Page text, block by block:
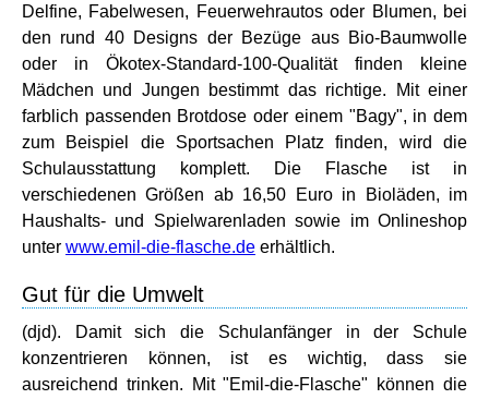
Delfine, Fabelwesen, Feuerwehrautos oder Blumen, bei
den rund 40 Designs der Bezüge aus Bio-Baumwolle
oder in Ökotex-Standard-100-Qualität finden kleine
Mädchen und Jungen bestimmt das richtige. Mit einer
farblich passenden Brotdose oder einem "Bagy", in dem
zum Beispiel die Sportsachen Platz finden, wird die
Schulausstattung komplett. Die Flasche ist in
verschiedenen Größen ab 16,50 Euro in Bioläden, im
Haushalts- und Spielwarenladen sowie im Onlineshop
unter www.emil-die-flasche.de erhältlich.
Gut für die Umwelt
(djd). Damit sich die Schulanfänger in der Schule
konzentrieren können, ist es wichtig, dass sie
ausreichend trinken. Mit "Emil-die-Flasche" können die